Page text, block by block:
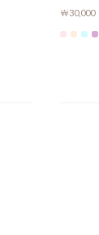
￦30,000